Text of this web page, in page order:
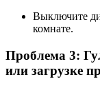
Выключите
комнате.
Проблема 3:
или загрузке